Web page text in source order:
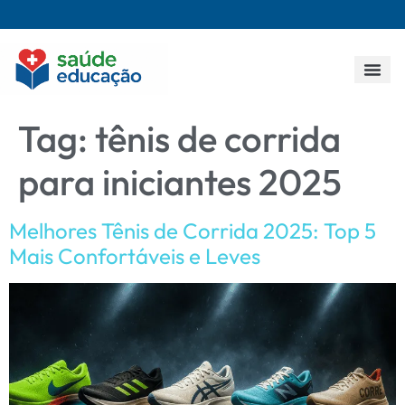
Tag: tênis de corrida
para iniciantes 2025
Melhores Tênis de Corrida 2025: Top 5
Mais Confortáveis e Leves